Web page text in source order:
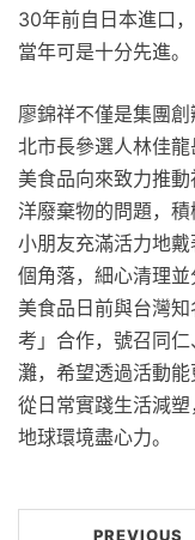
30年前自日本進口
當年可是十分先進。
廖錦祥不僅是集團
北市長參選人林佳
美食品向來致力推
洋廢棄物的問題，
小朋友充滿活力地
個角落，細心清理
美食品日前與台灣
考」合作，號召同
灘，希望透過活動
從日常實踐生活減
地球環境盡心力。
PREVIOUS